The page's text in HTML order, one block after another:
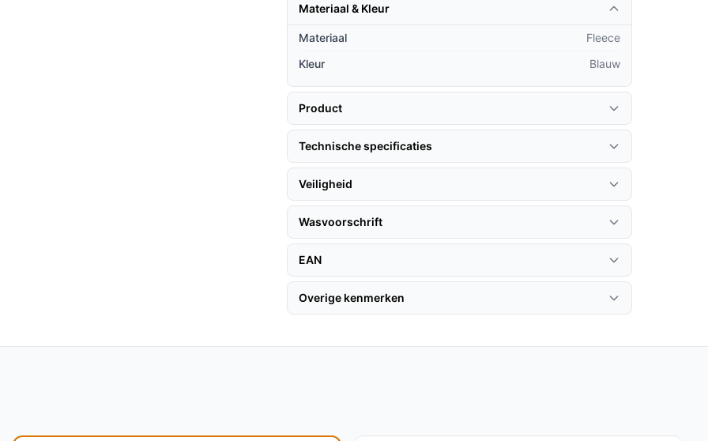
Sluit de stekker aan op een stopcontact
Materiaal & Kleur
Materiaal
Fleece
Kleur
Blauw
Product
Technische specificaties
Veiligheid
Wasvoorschrift
EAN
Overige kenmerken